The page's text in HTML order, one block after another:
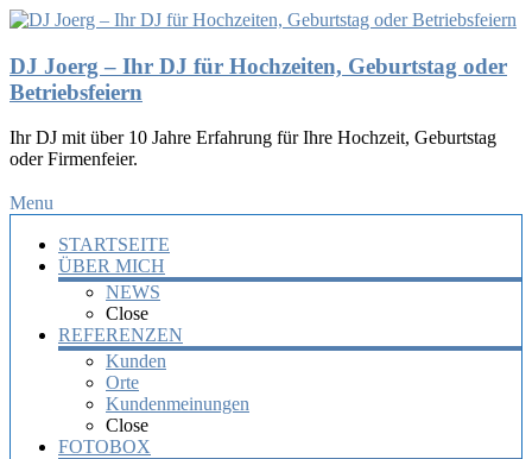
DJ Joerg – Ihr DJ für Hochzeiten, Geburtstag oder
Betriebsfeiern
Ihr DJ mit über 10 Jahre Erfahrung für Ihre Hochzeit, Geburtstag
oder Firmenfeier.
Menu
STARTSEITE
ÜBER MICH
NEWS
Close
REFERENZEN
Kunden
Orte
Kundenmeinungen
Close
FOTOBOX